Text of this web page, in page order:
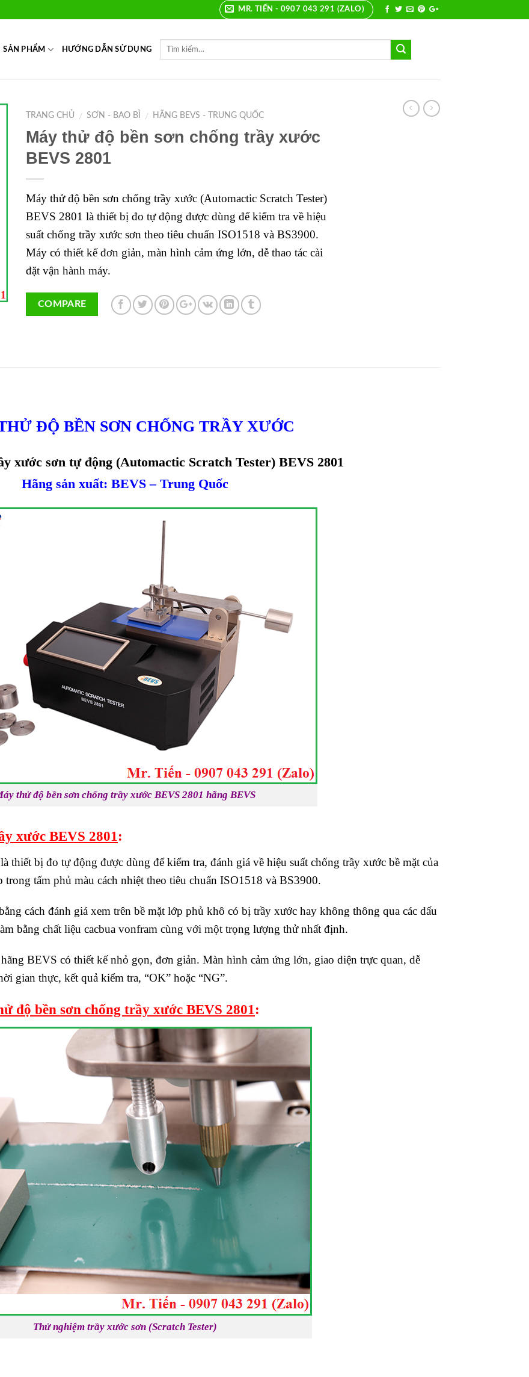
MR. TIẾN - 0907 043 291 (ZALO)
SẢN PHẨM HƯỚNG DẪN SỬ DỤNG
TRANG CHỦ / SƠN - BAO BÌ / HÃNG BEVS - TRUNG QUỐC
Máy thử độ bền sơn chống trầy xước
BEVS 2801
Máy thử độ bền sơn chống trầy xước (Automactic Scratch Tester)
BEVS 2801 là thiết bị đo tự động được dùng để kiểm tra về hiệu
suất chống trầy xước sơn theo tiêu chuẩn ISO1518 và BS3900.
Máy có thiết kế đơn giản, màn hình cảm ứng lớn, dễ thao tác cài
đặt vận hành máy.
COMPARE
ĐỘ BỀN SƠN CHỐNG TRẦY XƯỚC
xước sơn tự động (Automactic Scratch Tester) BEVS 2801
Hãng sản xuất: BEVS – Trung Quốc
thử độ bền sơn chống trầy xước BEVS 2801 hãng BEVS
xước BEVS 2801:
thiết bị đo tự động được dùng để kiểm tra, đánh giá về hiệu suất chống trầy xước bề mặt của
tấm phủ màu cách nhiệt theo tiêu chuẩn ISO1518 và BS3900.
cách đánh giá xem trên bề mặt lớp phủ khô có bị trầy xước hay không thông qua các dấu
bằng chất liệu cacbua vonfram cùng với một trọng lượng thử nhất định.
BEVS có thiết kế nhỏ gọn, đơn giản. Màn hình cảm ứng lớn, giao diện trực quan, dễ
gian thực, kết quả kiểm tra, “OK” hoặc “NG”.
độ bền sơn chống trầy xước BEVS 2801:
Thử nghiệm trầy xước sơn (Scratch Tester)